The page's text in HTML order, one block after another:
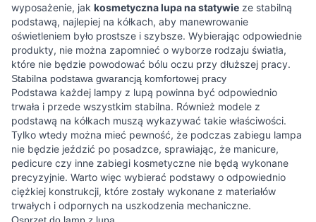
wyposażenie, jak kosmetyczna lupa na statywie ze stabilną
podstawą, najlepiej na kółkach, aby manewrowanie
oświetleniem było prostsze i szybsze. Wybierając odpowiednie
produkty, nie można zapomnieć o wyborze rodzaju światła,
które nie będzie powodować bólu oczu przy dłuższej pracy.
Stabilna podstawa gwarancją komfortowej pracy
Podstawa każdej lampy z lupą powinna być odpowiednio
trwała i przede wszystkim stabilna. Również modele z
podstawą na kółkach muszą wykazywać takie właściwości.
Tylko wtedy można mieć pewność, że podczas zabiegu lampa
nie będzie jeździć po posadzce, sprawiając, że manicure,
pedicure czy inne zabiegi kosmetyczne nie będą wykonane
precyzyjnie. Warto więc wybierać podstawy o odpowiednio
ciężkiej konstrukcji, które zostały wykonane z materiałów
trwałych i odpornych na uszkodzenia mechaniczne.